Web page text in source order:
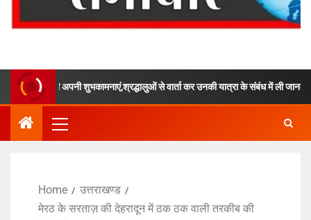
से वार्ता कर उनकी यात्रा के संबंध में ली जानकारी,ऋषिकेश, रायवाला
Home
उत्तराखण्ड
मेरठ के सरताज़ की देहरादून में ठक ठक वाली तरकीब की